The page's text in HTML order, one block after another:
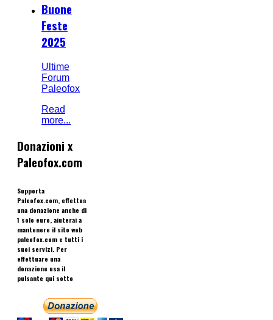
Buone
Feste
2025
Ultime
Forum
Paleofox
Read
more...
Donazioni x
Paleofox.com
Supporta
Paleofox.com, effettua
una donazione anche di
1 solo euro, aiuterai a
mantenere il sito web
paleofox.com e tutti i
suoi servizi. Per
effettuare una
donazione usa il
pulsante qui sotto